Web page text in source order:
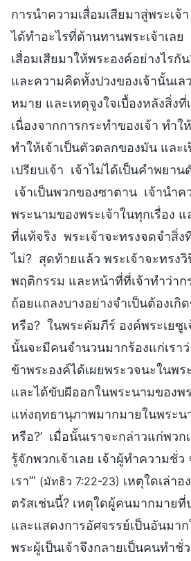
การนำความเสื่อมเสียมาสู่พระเจ้
ได้ทำอะไรที่ต้านทานพระเจ้าเล
เสื่อมเสียมาให้พระองค์อย่างไร
และความคิดทั้งปวงของเจ้านั้นเล
หมาย และเหตุจูงใจเบื้องหลังสิ่ง
เนื่องจากการกระทำของเจ้า ทำ
ทำให้เจ้าเป็นตัวตลกของมัน และ
เปรียบเจ้า เจ้าไม่ได้เป็นคำพยา
เจ้าเป็นพวกของซาตาน เจ้านำค
พระนามของพระเจ้าในทุกเรื่อง
ที่แท้จริง พระเจ้าจะทรงจดจำสิ่ง
ไม่? สุดท้ายแล้ว พระเจ้าจะทรง
พฤติกรรม และหน้าที่ที่เจ้าทำว่าก
ถ้อยแถลงบางอย่างจำเป็นต้องเ
หรือ? ในพระคัมภีร์ องค์พระเยซูเ
นั้นจะมีคนจำนวนมากร้องแก่เราว่
ข้าพระองค์ได้เผยพระวจนะในพ
และได้ขับผีออกในพระนามของพ
แห่งฤทธานุภาพมากมายในพระน
หรือ?’ เมื่อนั้นเราจะกล่าวแก่พวกเ
รู้จักพวกเจ้าเลย เจ้าผู้ทำความชั่ว
เรา’” (มัทธิว 7:22-23) เหตุใดเล่าอ
ตรัสเช่นนี้? เหตุใดผู้คนมากมายที่
และแสดงการอัศจรรย์เป็นอันมา
พระผู้เป็นเจ้าจึงกลายเป็นคนทำชั่